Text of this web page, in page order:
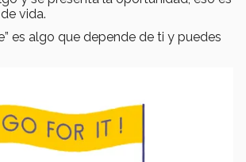
vida.
es algo que depende de ti y puedes